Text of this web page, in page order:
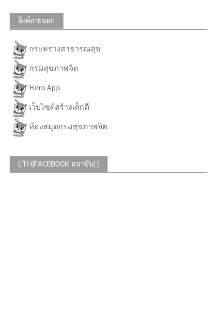
ลิงค์ภายนอก
กระทรวงสาธารณสุข
กรมสุขภาพจิต
Hero App
เว็บไซต์สร้างเด็กดี
ห้องสมุดกรมสุขภาพจิต
[:TH]FACEBOOK สถาบัน[:]